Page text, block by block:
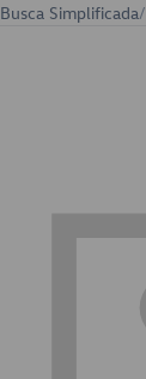
Busca Simplificada/